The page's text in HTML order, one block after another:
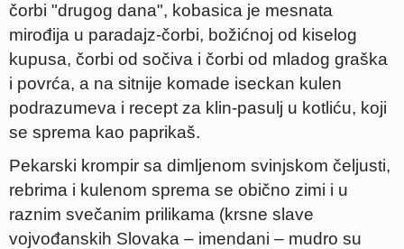
čorbi "drugog dana", kobasica je mesnata
mirođija u paradajz-čorbi, božićnoj od kiselog
kupusa, čorbi od sočiva i čorbi od mladog graška
i povrća, a na sitnije komade iseckan kulen
podrazumeva i recept za klin-pasulj u kotliću, koji
se sprema kao paprikaš.
Pekarski krompir sa dimljenom svinjskom čeljusti,
rebrima i kulenom sprema se obično zimi i u
raznim svečanim prilikama (krsne slave
vojvođanskih Slovaka – imendani – mudro su